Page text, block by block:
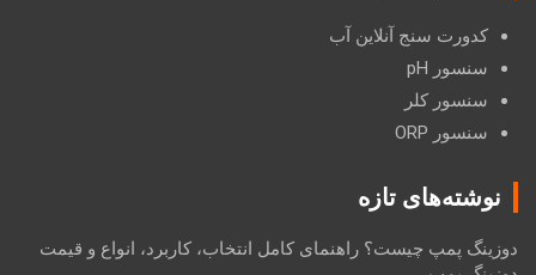
کدورت سنج آنلاین آب
سنسور pH
سنسور کلر
سنسور ORP
نوشته‌های تازه
دوزینگ پمپ چیست؟ راهنمای کامل انتخاب، کاربرد، انواع و قیمت